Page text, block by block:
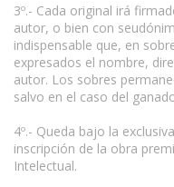
3º.- Cada original irá
autor, o bien con
indispensable que, en
expresados el nombre,
autor. Los sobres
salvo en el caso del
4º.- Queda bajo la
inscripción de la obra
Intelectual.